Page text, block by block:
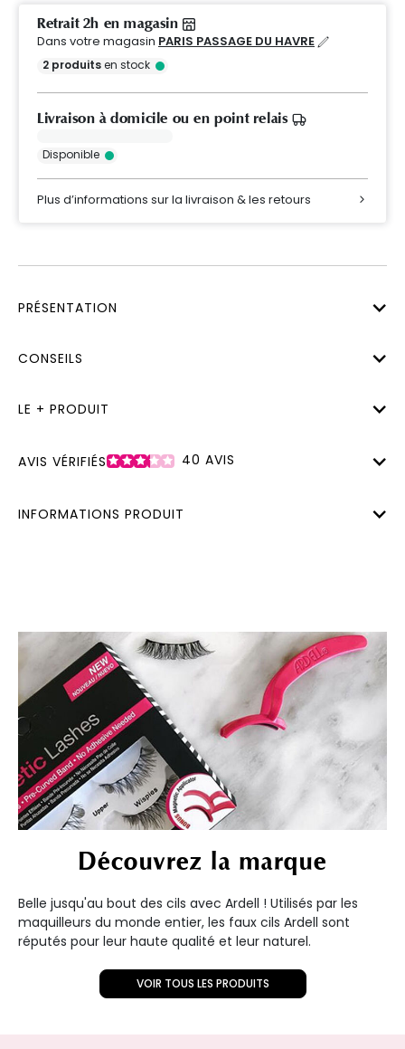
Retrait 2h en magasin
Dans votre magasin PARIS PASSAGE DU HAVRE
2 produitsen stock
Livraison à domicile ou en point relais
Disponible
Plus d’informations sur la livraison & les retours
PRÉSENTATION
CONSEILS
LE + PRODUIT
AVIS VÉRIFIÉS 40 AVIS
INFORMATIONS PRODUIT
Découvrez la marque
Belle jusqu'au bout des cils avec Ardell ! Utilisés par les
maquilleurs du monde entier, les faux cils Ardell sont
réputés pour leur haute qualité et leur naturel.
VOIR TOUS LES PRODUITS